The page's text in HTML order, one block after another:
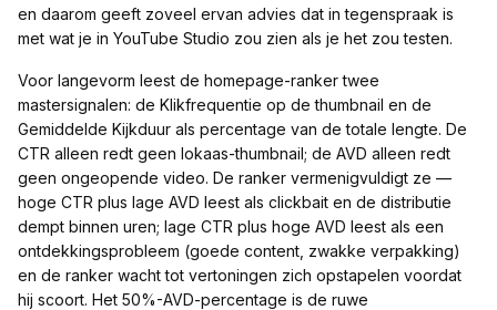
en daarom geeft zoveel ervan advies dat in tegenspraak is
met wat je in YouTube Studio zou zien als je het zou testen.
Voor langevorm leest de homepage-ranker twee
mastersignalen: de Klikfrequentie op de thumbnail en de
Gemiddelde Kijkduur als percentage van de totale lengte. De
CTR alleen redt geen lokaas-thumbnail; de AVD alleen redt
geen ongeopende video. De ranker vermenigvuldigt ze —
hoge CTR plus lage AVD leest als clickbait en de distributie
dempt binnen uren; lage CTR plus hoge AVD leest als een
ontdekkingsprobleem (goede content, zwakke verpakking)
en de ranker wacht tot vertoningen zich opstapelen voordat
hij scoort. Het 50%-AVD-percentage is de ruwe